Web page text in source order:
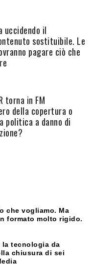
uccidendo il
sostituibile. Le
pagare ciò che
torna in FM
della copertura o
politica a danno di
che vogliamo. Ma
formato molto rigido.
la tecnologia da
chiusura di sei